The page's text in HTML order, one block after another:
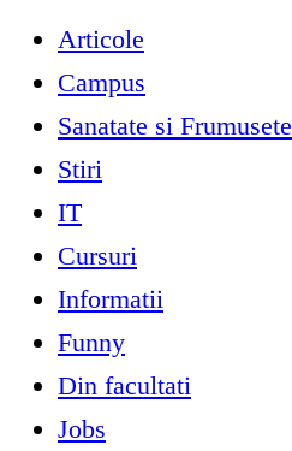
Articole
Campus
Sanatate si Frumusete
Stiri
IT
Cursuri
Informatii
Funny
Din facultati
Jobs